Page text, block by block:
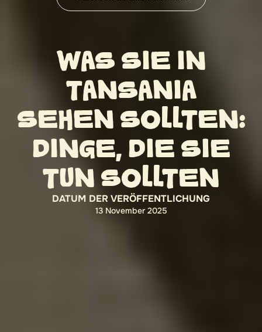
WAS SIE IN
TANSANIA
SEHEN SOLLTEN:
DINGE, DIE SIE
TUN SOLLTEN
DATUM DER VERÖFFENTLICHUNG
13 November 2025